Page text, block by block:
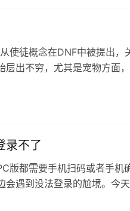
使徒概念在DNF中被提出，
出不穷，尤其是宠物方面，
录不了
版都需要手机扫码或者手机
遇到没法登录的尬境。今天